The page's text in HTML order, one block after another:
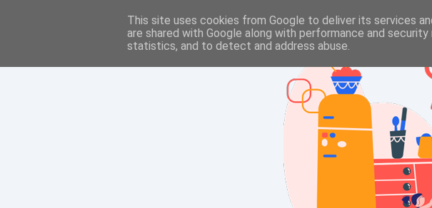
This site uses cookies from Google to deliver its services
are shared with Google along with performance and
statistics, and to detect and address abuse.